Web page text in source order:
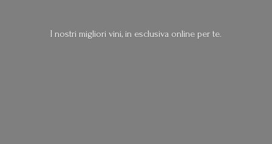
I nostri migliori vini, in esclusiva online per te.